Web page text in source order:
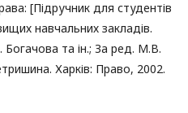
[Підручник для студентів
навчальних закладів.
та ін.; За ред. М.В.
Харків: Право, 2002.